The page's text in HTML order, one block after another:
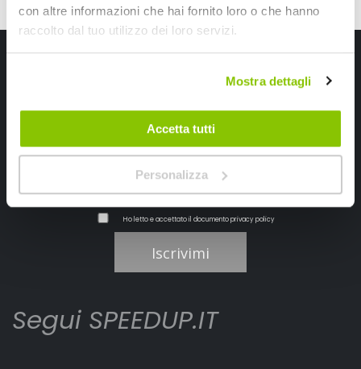
con altre informazioni che hai fornito loro o che hanno
raccolto dal tuo utilizzo dei loro servizi.
Mostra dettagli
Accetta tutti
Personalizza
Iscriviti alla newsletter Speedup
Ricevi subito uno sconto del 10% per il tuo primo acquisto online!
Ho letto e accettato il documentoprivacy policy
Iscrivimi
Segui SPEEDUP.IT